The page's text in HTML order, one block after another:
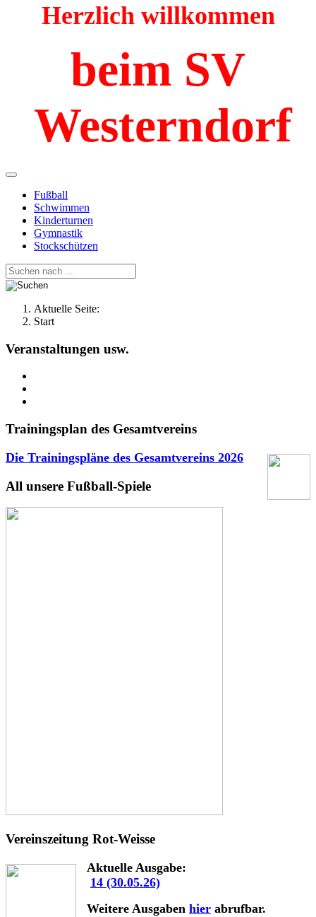
Herzlich willkommen
beim SV
Westerndorf
Fußball
Schwimmen
Kinderturnen
Gymnastik
Stockschützen
Aktuelle Seite:
Start
Veranstaltungen usw.
Trainingsplan des Gesamtvereins
Die Trainingspläne des Gesamtvereins 2026
All unsere Fußball-Spiele
Vereinszeitung Rot-Weisse
Aktuelle Ausgabe:
14 (30.05.26)
Weitere Ausgaben hier abrufbar.